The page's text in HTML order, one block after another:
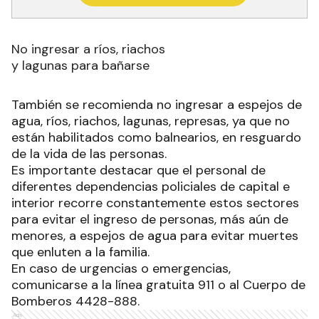
No ingresar a ríos, riachos
y lagunas para bañarse
También se recomienda no ingresar a espejos de
agua, ríos, riachos, lagunas, represas, ya que no
están habilitados como balnearios, en resguardo
de la vida de las personas.
Es importante destacar que el personal de
diferentes dependencias policiales de capital e
interior recorre constantemente estos sectores
para evitar el ingreso de personas, más aún de
menores, a espejos de agua para evitar muertes
que enluten a la familia.
En caso de urgencias o emergencias,
comunicarse a la línea gratuita 911 o al Cuerpo de
Bomberos 4428-888.
Ads